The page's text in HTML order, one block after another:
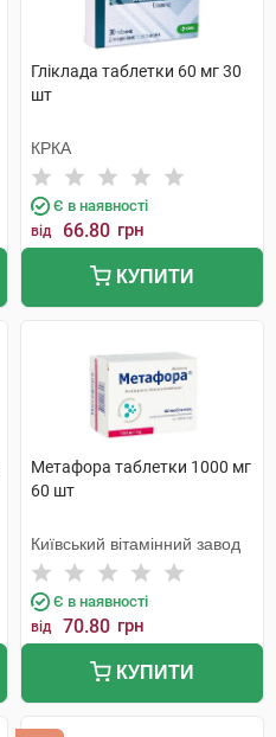
Гліклада таблетки 60 мг 30
шт
КРКА
Є в наявності
від 66.80 грн
КУПИТИ
Метафора таблетки 1000 мг
60 шт
Київський вітамінний завод
Є в наявності
від 70.80 грн
КУПИТИ